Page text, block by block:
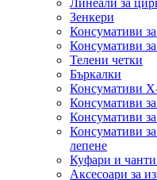
Линеали за
Зенкери
Консумативи
Консумативи
Телени четки
Бъркалки
Консумативи
Консумативи
Консумативи
Консумативи
лепене
Куфари и чанти
Аксесоари за